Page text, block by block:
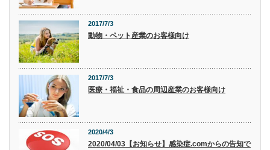
2017/7/3
動物・ペット産業のお客様向け
2017/7/3
医療・福祉・食品の周辺産業のお客様向け
2020/4/3
2020/04/03【お知らせ】感染症.comからの告知で